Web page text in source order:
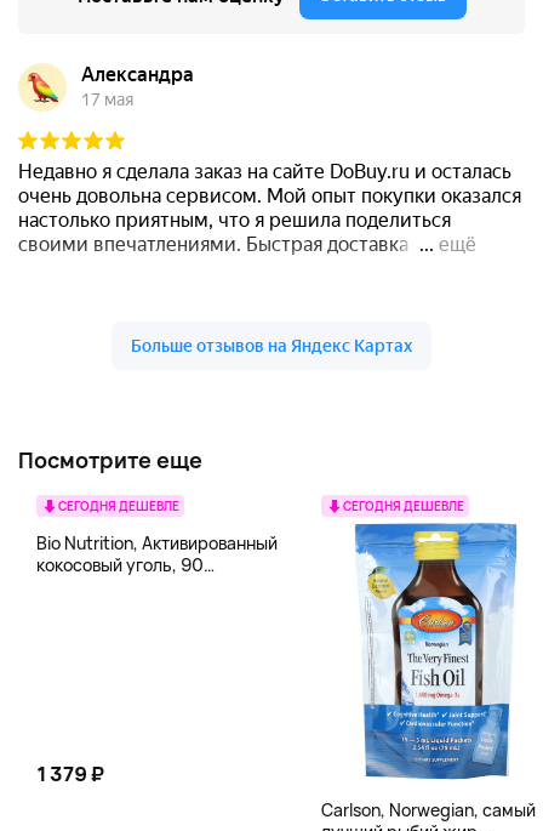
Посмотрите еще
СЕГОДНЯ ДЕШЕВЛЕ
Bio Nutrition, Активированный
кокосовый уголь, 90
1 379 ₽
СЕГОДНЯ ДЕШЕВЛЕ
Carlson, Norwegian, самый